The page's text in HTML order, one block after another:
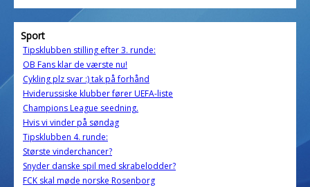
Sport
Tipsklubben stilling efter 3. runde:
OB Fans klar de værste nu!
Cykling plz svar :) tak på forhånd
Hviderussiske klubber fører UEFA-liste
Champions League seedning.
Hvis vi vinder på søndag
Tipsklubben 4. runde:
Største vinderchancer?
Snyder danske spil med skrabelodder?
FCK skal møde norske Rosenborg